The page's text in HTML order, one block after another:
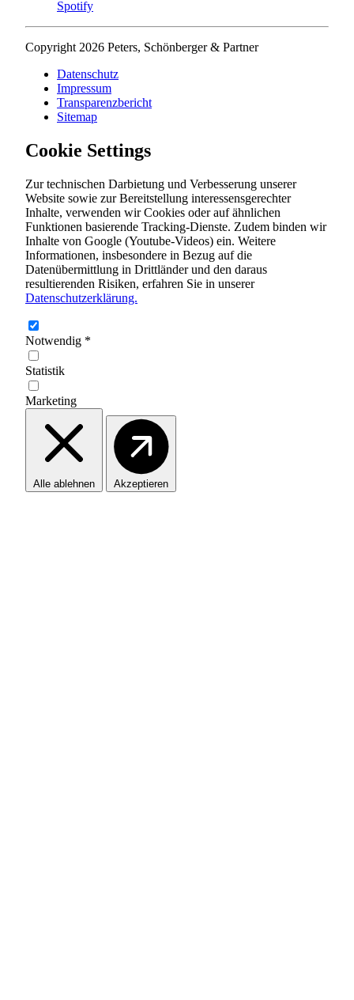
Spotify
Copyright 2026 Peters, Schönberger & Partner
Datenschutz
Impressum
Transparenzbericht
Sitemap
Cookie Settings
Zur technischen Darbietung und Verbesserung unserer
Website sowie zur Bereitstellung interessensgerechter
Inhalte, verwenden wir Cookies oder auf ähnlichen
Funktionen basierende Tracking-Dienste. Zudem binden wir
Inhalte von Google (Youtube-Videos) ein. Weitere
Informationen, insbesondere in Bezug auf die
Datenübermittlung in Drittländer und den daraus
resultierenden Risiken, erfahren Sie in unserer
Datenschutzerklärung.
Notwendig *
Statistik
Marketing
Alle ablehnen Akzeptieren